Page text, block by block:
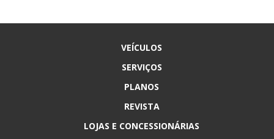
VEÍCULOS
SERVIÇOS
PLANOS
REVISTA
LOJAS E CONCESSIONÁRIAS